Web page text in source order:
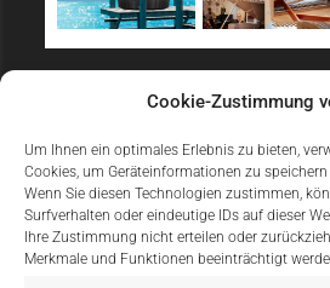
Cookie-Zustimmung
Um Ihnen ein optimales Erlebnis zu bieten,
Cookies, um Geräteinformationen zu
Wenn Sie diesen Technologien zustimmen,
Surfverhalten oder eindeutige IDs auf dieser
Ihre Zustimmung nicht erteilen oder
Merkmale und Funktionen beeinträchtigt
Sicher Einkaufen